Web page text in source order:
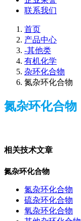
联系我们
首页
产品中心
-其他类
有机化学
杂环化合物
氮杂环化合物
氮杂环化合物
相关技术文章
氮杂环化合物
氮杂环化合物
硫杂环化合物
氧杂环化合物